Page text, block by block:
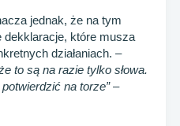
jednak, że na tym
dekklaracje, które musza
działaniach. –
to są na razie tylko słowa.
na torze”–